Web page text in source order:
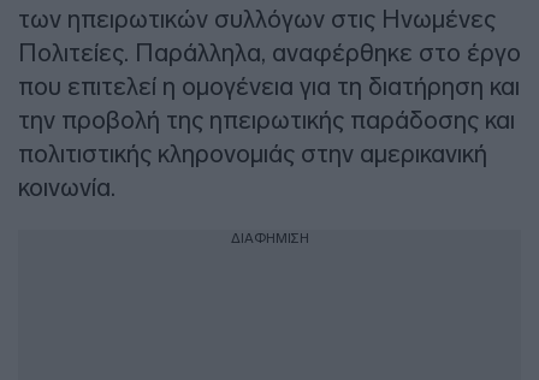
των ηπειρωτικών συλλόγων στις Ηνωμένες
Πολιτείες. Παράλληλα, αναφέρθηκε στο έργο
που επιτελεί η ομογένεια για τη διατήρηση και
την προβολή της ηπειρωτικής παράδοσης και
πολιτιστικής κληρονομιάς στην αμερικανική
κοινωνία.
ΔΙΑΦΗΜΙΣΗ